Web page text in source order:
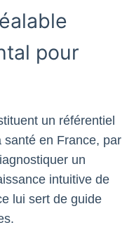
pour
un référentiel
santé en France, par
un
intuitive de
lui sert de guide